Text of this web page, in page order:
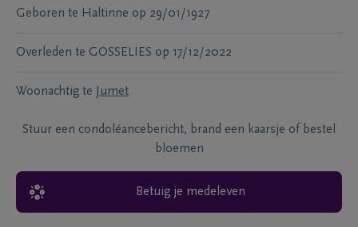
Geboren te Haltinne op 29/01/1927
Overleden te GOSSELIES op 17/12/2022
Woonachtig te Jumet
Stuur een condoléancebericht, brand een kaarsje of bestel
bloemen
Betuig je medeleven